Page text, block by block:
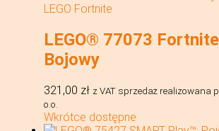
LEGO Fortnite
LEGO® 77073
Bojowy
321,00 zł z VAT sprzedaż realizowana
o.o.
Wkrótce dostępne